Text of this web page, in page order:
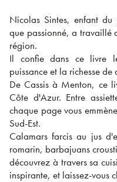
Nicolas Sintes, enfant
que passionné, a travaillé
région.
Il confie dans ce livre
puissance et la richesse
De Cassis à Menton, ce
Côte d'Azur. Entre
chaque page vous
Sud-Est.
Calamars farcis au jus
romarin, barbajuans
découvrez à travers sa
inspirante, et laissez-vous